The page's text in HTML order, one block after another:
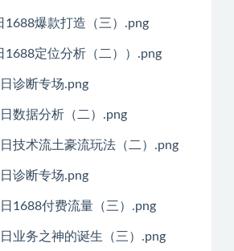
爆款打造（三）.png
定位分析（二））.png
诊断专场.png
数据分析（二）.png
技术流土豪流玩法（二）.png
诊断专场.png
1688付费流量（三）.png
业务之神的诞生（三）.png